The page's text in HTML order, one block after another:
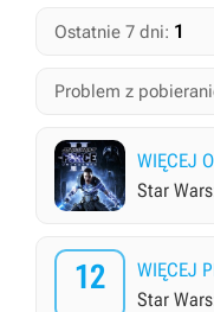
Ostatnie 7 dni: 1
Problem z
WIĘCEJ
Star
12
WIĘCEJ
Star